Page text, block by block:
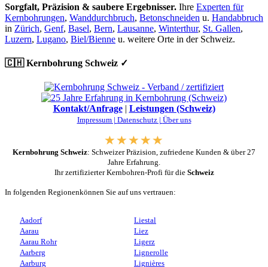
Sorgfalt, Präzision & saubere Ergebnisser. Ihre Experten für
Kernbohrungen, Wanddurchbruch, Betonschneiden u. Handabbruch
in Zürich, Genf, Basel, Bern, Lausanne, Winterthur, St. Gallen,
Luzern, Lugano, Biel/Bienne u. weitere Orte in der Schweiz.
🇨🇭 Kernbohrung Schweiz ✓
Kontakt/Anfrage| Leistungen (Schweiz)
Impressum | Datenschutz | Über uns
Kernbohrung Schweiz: Schweizer Präzision, zufriedene Kunden & über 27
Jahre Erfahrung.
Ihr zertifizierter Kernbohren-Profi für die Schweiz
In folgenden Regionenkönnen Sie auf uns vertrauen:
Aadorf
Aarau
Aarau Rohr
Aarberg
Aarburg
Liestal
Liez
Ligerz
Lignerolle
Lignières